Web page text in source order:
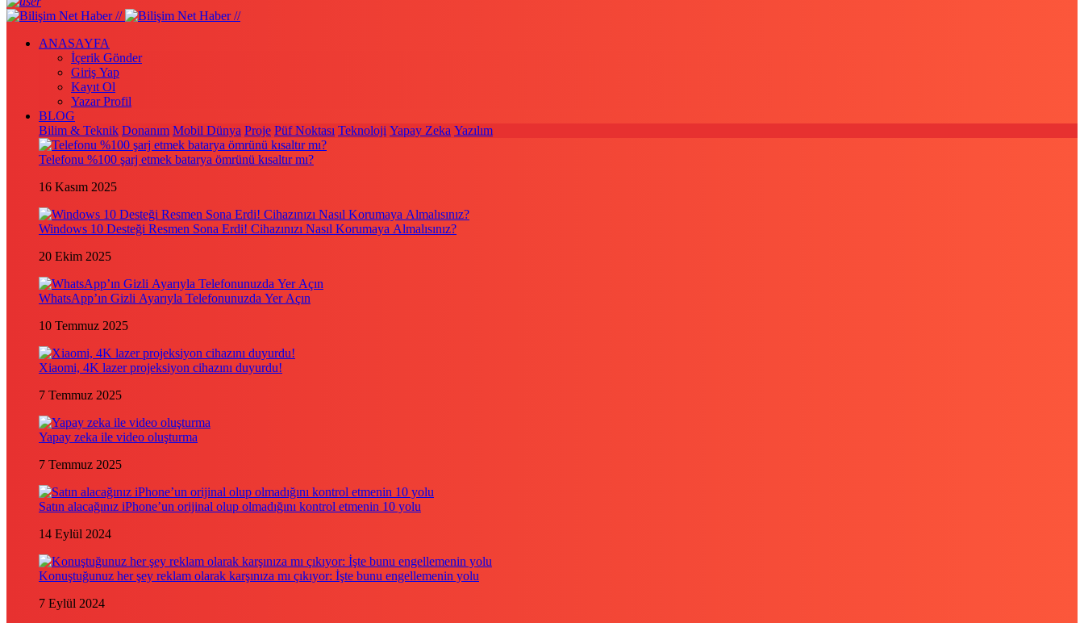
ANASAYFA
İçerik Gönder
Giriş Yap
Kayıt Ol
Yazar Profil
BLOG
Bilim & Teknik Donanım Mobil Dünya Proje Püf Noktası Teknoloji Yapay Zeka Yazılım
Telefonu %100 şarj etmek batarya ömrünü kısaltır mı?
16 Kasım 2025
Windows 10 Desteği Resmen Sona Erdi! Cihazınızı Nasıl Korumaya Almalısınız?
20 Ekim 2025
WhatsApp’ın Gizli Ayarıyla Telefonunuzda Yer Açın
10 Temmuz 2025
Xiaomi, 4K lazer projeksiyon cihazını duyurdu!
7 Temmuz 2025
Yapay zeka ile video oluşturma
7 Temmuz 2025
Satın alacağınız iPhone’un orijinal olup olmadığını kontrol etmenin 10 yolu
14 Eylül 2024
Konuştuğunuz her şey reklam olarak karşınıza mı çıkıyor: İşte bunu engellemenin yolu
7 Eylül 2024